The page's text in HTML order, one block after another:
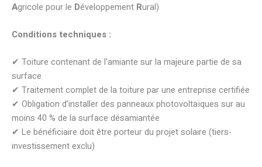
Agricole pour le Développement Rural)
Conditions techniques :
✔ Toiture contenant de l’amiante sur la majeure partie de sa
surface
✔ Traitement complet de la toiture par une entreprise certifiée
✔ Obligation d’installer des panneaux photovoltaïques sur au
moins 40 % de la surface désamiantée
✔ Le bénéficiaire doit être porteur du projet solaire (tiers-
investissement exclu)